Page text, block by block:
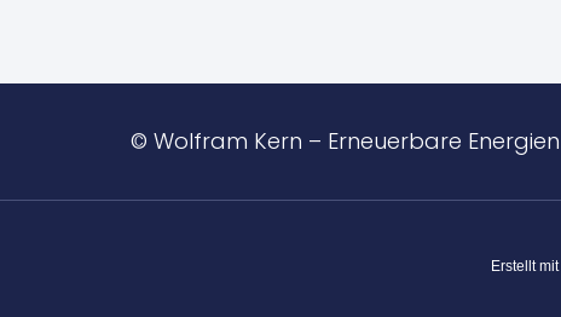
© Wolfram Kern – Erneuerbare Energien
Erstellt mit